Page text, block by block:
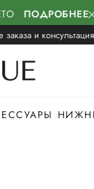
ПОДРОБНЕЕ
и